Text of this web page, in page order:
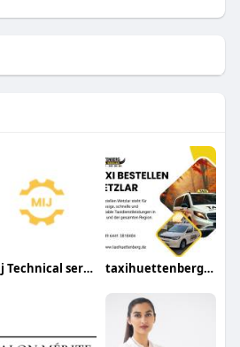
Mij Technical services taxihuettenberg48